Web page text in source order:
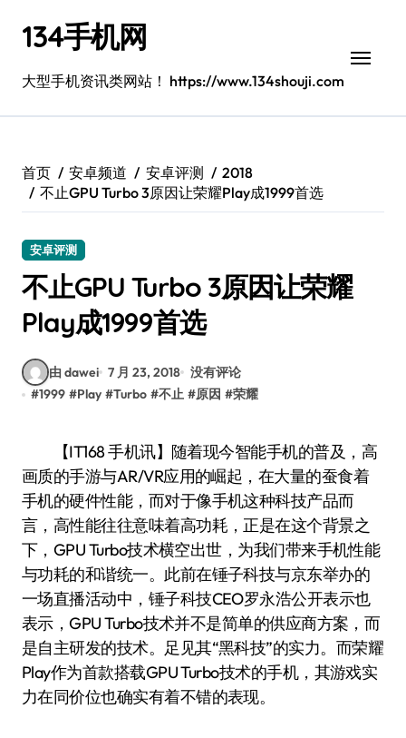
134手机网
大型手机资讯类网站！ https://www.134shouji.com
首页 安卓频道 安卓评测
2018
不止GPU Turbo 3原因让荣耀Play成1999首选
安卓评测
不止GPU Turbo 3原因让荣耀
Play成1999首选
由 dawei 7 月 23, 2018 没有评论
#1999 #Play #Turbo #不止 #原因 #荣耀
【IT168 手机讯】随着现今智能手机的普及，高
画质的手游与AR/VR应用的崛起，在大量的蚕食着
手机的硬件性能，而对于像手机这种科技产品而
言，高性能往往意味着高功耗，正是在这个背景之
下，GPU Turbo技术横空出世，为我们带来手机性能
与功耗的和谐统一。此前在锤子科技与京东举办的
一场直播活动中，锤子科技CEO罗永浩公开表示也
表示，GPU Turbo技术并不是简单的供应商方案，而
是自主研发的技术。足见其“黑科技”的实力。而荣耀
Play作为首款搭载GPU Turbo技术的手机，其游戏实
力在同价位也确实有着不错的表现。